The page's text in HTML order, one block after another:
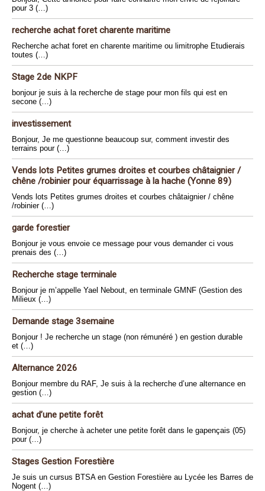
pour 3 (…)
recherche achat foret charente maritime
Recherche achat foret en charente maritime ou limitrophe Etudierais
toutes (…)
Stage 2de NKPF
bonjour je suis à la recherche de stage pour mon fils qui est en
secone (…)
investissement
Bonjour, Je me questionne beaucoup sur, comment investir des
terrains pour (…)
Vends lots Petites grumes droites et courbes châtaignier /
chêne /robinier pour équarrissage à la hache (Yonne 89)
Vends lots Petites grumes droites et courbes châtaignier / chêne
/robinier (…)
garde forestier
Bonjour je vous envoie ce message pour vous demander ci vous
prenais des (…)
Recherche stage terminale
Bonjour je m’appelle Yael Nebout, en terminale GMNF (Gestion des
Milieux (…)
Demande stage 3semaine
Bonjour ! Je recherche un stage (non rémunéré ) en gestion durable
et (…)
Alternance 2026
Bonjour membre du RAF, Je suis à la recherche d’une alternance en
gestion (…)
achat d’une petite forêt
Bonjour, je cherche à acheter une petite forêt dans le gapençais (05)
pour (…)
Stages Gestion Forestière
Je suis un cursus BTSA en Gestion Forestière au Lycée les Barres de
Nogent (…)